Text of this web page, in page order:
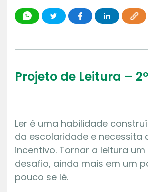
Projeto de Leitura –
Ler é uma habilidade
da escolaridade e necessita
incentivo. Tornar a leitura
desafio, ainda mais em um
pouco se lê.